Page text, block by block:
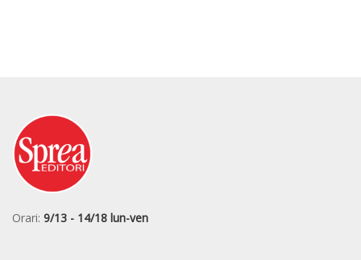
Orari: 9/13 - 14/18 lun-ven